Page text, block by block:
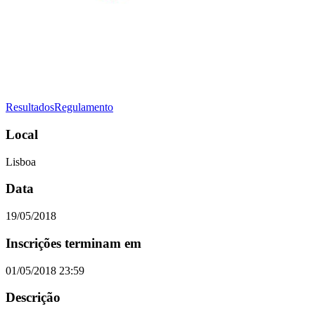
ResultadosRegulamento
Local
Lisboa
Data
19/05/2018
Inscrições terminam em
01/05/2018 23:59
Descrição